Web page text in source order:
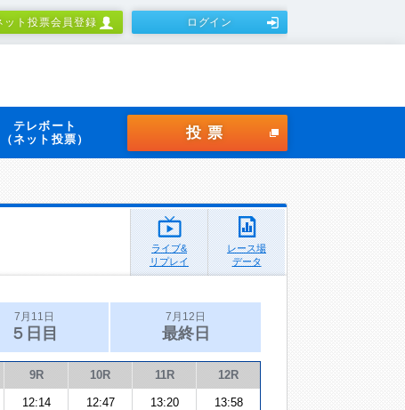
ット投票会員登録 ログイン
テレボート
（ネット投票）
投票
ライブ&
リプレイ
レース場
データ
7月11日
５日目
7月12日
最終日
9R 10R 11R 12R
12:14 12:47 13:20 13:58